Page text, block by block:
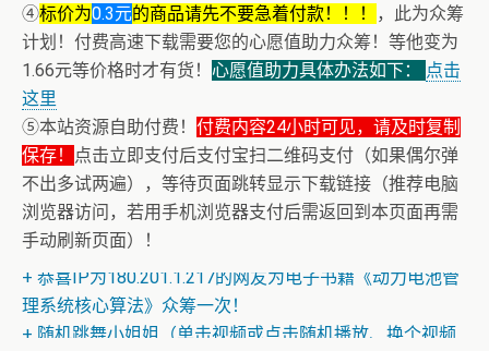
④标价为0.3元的商品请先不要急着付款！！！
，此为众筹
计划！付费高速下载需要您的心愿值助力众筹！等他变为
1.66元等价格时才有货！ 心愿值助力具体办法如下：
点击
这里
⑤本站资源自助付费！ 付费内容24小时可见，请及时复制
保存！
点击立即支付后支付宝扫二维码支付（如果偶尔弹
不出多试两遍），等待页面跳转显示下载链接（推荐电脑
浏览器访问，若用手机浏览器支付后需返回到本页面再需
手动刷新页面）！
+ AV女神三上悠亚AI换脸小视频
+ AV女神文化课！近400位AV女优明星故事简介
+ 恭喜IP为180.201.1.217的网友为电子书籍《动力电池管
理系统核心算法》众筹一次！
+ 随机跳舞小姐姐（单击视频或点击随机播放、换个视频